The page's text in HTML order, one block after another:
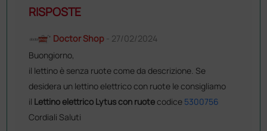
RISPOSTE
Doctor Shop- 27/02/2024
Buongiorno,
il lettino è senza ruote come da descrizione. Se
desidera un lettino elettrico con ruote le consigliamo
il Lettino elettrico Lytus con ruotecodice 5300756
Cordiali Saluti